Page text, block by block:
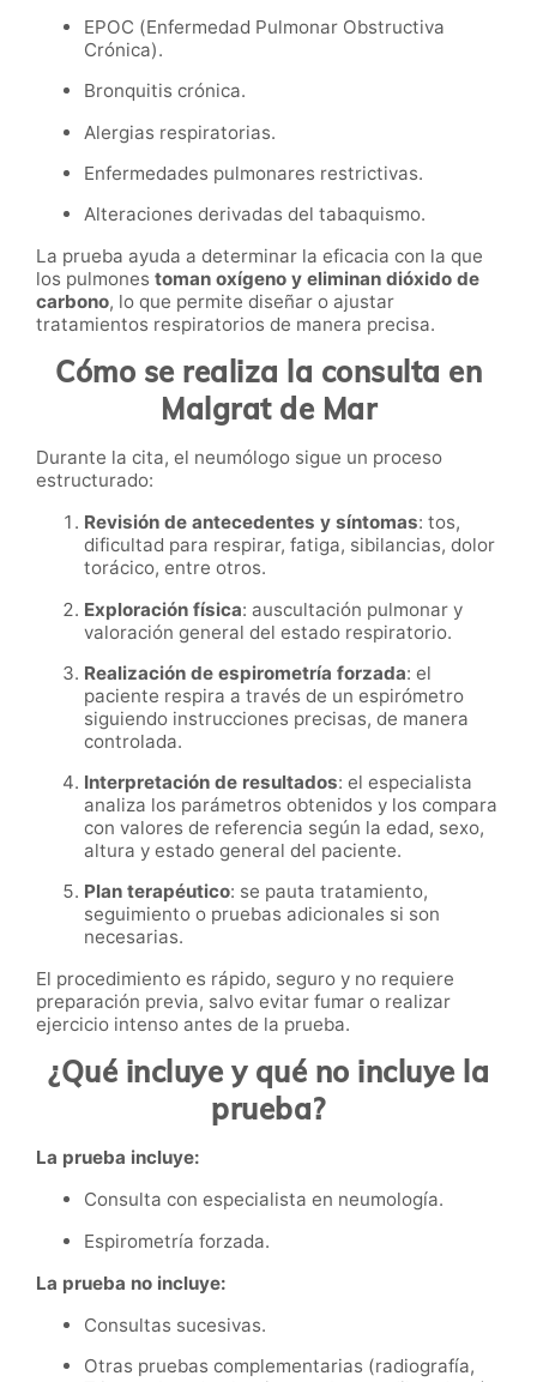
EPOC (Enfermedad Pulmonar Obstructiva
Crónica).
Bronquitis crónica.
Alergias respiratorias.
Enfermedades pulmonares restrictivas.
Alteraciones derivadas del tabaquismo.
La prueba ayuda a determinar la eficacia con la que
los pulmones toman oxígeno y eliminan dióxido de
carbono, lo que permite diseñar o ajustar
tratamientos respiratorios de manera precisa.
Cómo se realiza la consulta en
Malgrat de Mar
Durante la cita, el neumólogo sigue un proceso
estructurado:
Revisión de antecedentes y síntomas: tos,
dificultad para respirar, fatiga, sibilancias, dolor
torácico, entre otros.
Exploración física: auscultación pulmonar y
valoración general del estado respiratorio.
Realización de espirometría forzada: el
paciente respira a través de un espirómetro
siguiendo instrucciones precisas, de manera
controlada.
Interpretación de resultados: el especialista
analiza los parámetros obtenidos y los compara
con valores de referencia según la edad, sexo,
altura y estado general del paciente.
Plan terapéutico: se pauta tratamiento,
seguimiento o pruebas adicionales si son
necesarias.
El procedimiento es rápido, seguro y no requiere
preparación previa, salvo evitar fumar o realizar
ejercicio intenso antes de la prueba.
¿Qué incluye y qué no incluye la
prueba?
La prueba incluye:
Consulta con especialista en neumología.
Espirometría forzada.
La prueba no incluye:
Consultas sucesivas.
Otras pruebas complementarias (radiografía,